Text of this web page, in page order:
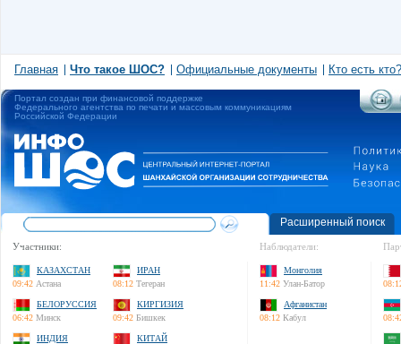
Главная Что такое ШОС? Официальные документы Кто есть кто?
Портал создан при финансовой поддержке
Федерального агентства по печати и массовым коммуникациям
Российской Федерации
Расширенный поиск
Участники:
КАЗАХСТАН
09:42 Астана
ИРАН
08:12 Тегеран
БЕЛОРУССИЯ
06:42 Минск
КИРГИЗИЯ
09:42 Бишкек
ИНДИЯ
КИТАЙ
Наблюдатели:
Монголия
11:42 Улан-Батор
Афганистан
08:12 Кабул